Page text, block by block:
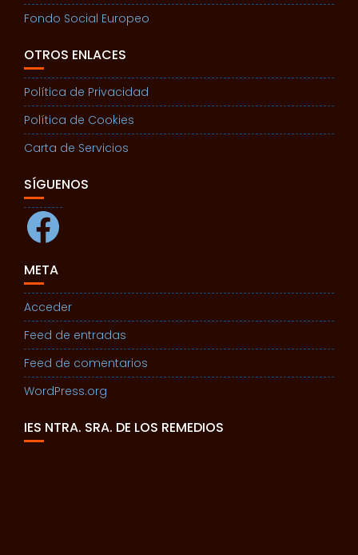
Fondo Social Europeo
OTROS ENLACES
Política de Privacidad
Política de Cookies
Carta de Servicios
SÍGUENOS
Facebook
META
Acceder
Feed de entradas
Feed de comentarios
WordPress.org
IES NTRA. SRA. DE LOS REMEDIOS